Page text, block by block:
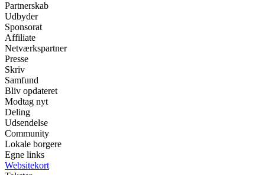
Partnerskab
Udbyder
Sponsorat
Affiliate
Netværkspartner
Presse
Skriv
Samfund
Bliv opdateret
Modtag nyt
Deling
Udsendelse
Community
Lokale borgere
Egne links
Websitekort